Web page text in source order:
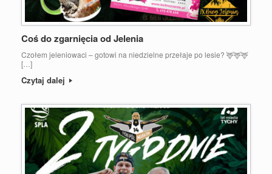
Coś do zgarnięcia od Jelenia
Czołem jeleniowaci – gotowi na niedzielne przełaje po lesie? 🦌🦌🦌
[…]
Czytaj dalej